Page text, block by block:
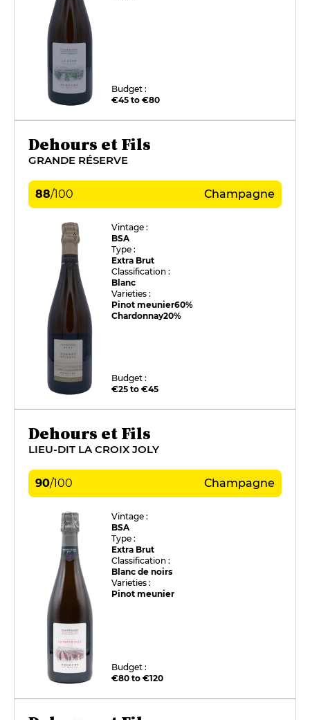
Budget :
€45 to €80
Dehours et Fils
GRANDE RÉSERVE
88/100 Champagne
Vintage :
BSA
Type :
Extra Brut
Classification :
Blanc
Varieties :
Pinot meunier60%
Chardonnay20%
Budget :
€25 to €45
Dehours et Fils
LIEU-DIT LA CROIX JOLY
90/100 Champagne
Vintage :
BSA
Type :
Extra Brut
Classification :
Blanc de noirs
Varieties :
Pinot meunier
Budget :
€80 to €120